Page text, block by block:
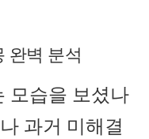
완벽 분석
모습을 보셨나
과거 미해결